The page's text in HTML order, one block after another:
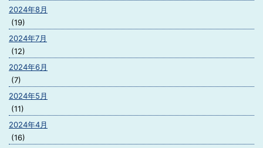
2024年8月
(19)
2024年7月
(12)
2024年6月
(7)
2024年5月
(11)
2024年4月
(16)